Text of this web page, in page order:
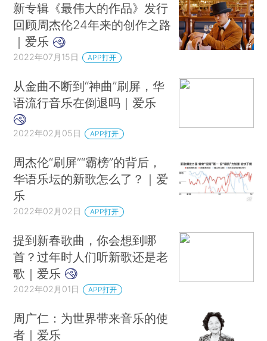
新专辑《最伟大的作品》发行
回顾周杰伦24年来的创作之路
｜爱乐
2022年07月15日 APP打开
从金曲不断到“神曲”刷屏，华
语流行音乐在倒退吗｜爱乐
2022年02月05日 APP打开
周杰伦“刷屏”“霸榜”的背后，
华语乐坛的新歌怎么了？｜爱
乐
2022年02月02日 APP打开
提到新春歌曲，你会想到哪
首？过年时人们听新歌还是老
歌｜爱乐
2022年02月01日 APP打开
周广仁：为世界带来音乐的使
者｜爱乐